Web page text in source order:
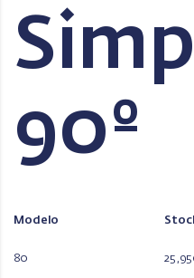
90º
Modelo
80